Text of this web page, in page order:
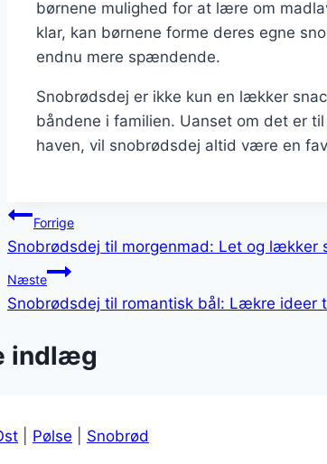
børnene mulighed for at lære om
klar, kan børnene forme deres egne
endnu mere spændende.
Snobrødsdej er ikke kun en lækker
båndene i familien. Uanset om det er
haven, vil snobrødsdej altid være en
Indlægsnavigation
Forrige
Snobrødsdej til morgenmad: Let og lækker
Næste
Snobrødsdej til romantisk bål: Lækre ideer
indlæg
Pølse Snobrød